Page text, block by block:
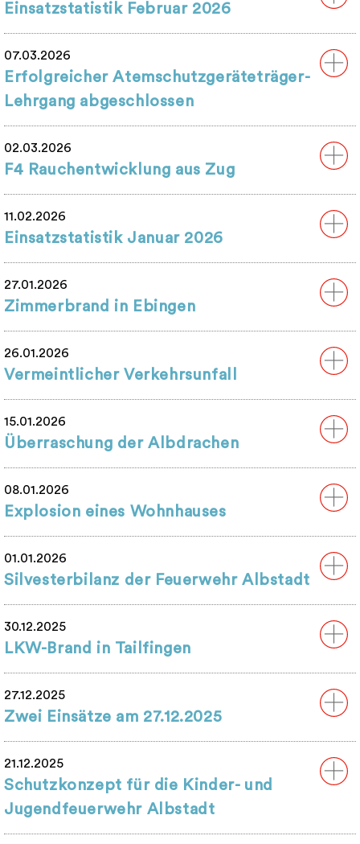
Einsatzstatistik Februar 2026
07.03.2026
Erfolgreicher Atemschutzgeräteträger-
Lehrgang abgeschlossen
02.03.2026
F4 Rauchentwicklung aus Zug
11.02.2026
Einsatzstatistik Januar 2026
27.01.2026
Zimmerbrand in Ebingen
26.01.2026
Vermeintlicher Verkehrsunfall
15.01.2026
Überraschung der Albdrachen
08.01.2026
Explosion eines Wohnhauses
01.01.2026
Silvesterbilanz der Feuerwehr Albstadt
30.12.2025
LKW-Brand in Tailfingen
27.12.2025
Zwei Einsätze am 27.12.2025
21.12.2025
Schutzkonzept für die Kinder- und
Jugendfeuerwehr Albstadt